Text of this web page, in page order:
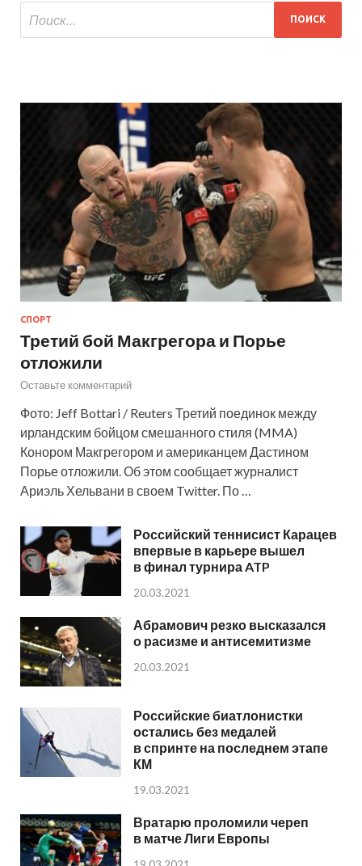
СПОРТ
Третий бой Макгрегора и Порье
отложили
Оставьте комментарий
Фото: Jeff Bottari / Reuters Третий поединок между
ирландским бойцом смешанного стиля (MMA)
Конором Макгрегором и американцем Дастином
Порье отложили. Об этом сообщает журналист
Ариэль Хельвани в своем Twitter. По …
Российский теннисист Карацев
впервые в карьере вышел
в финал турнира ATP
20.03.2021
Абрамович резко высказался
о расизме и антисемитизме
20.03.2021
Российские биатлонистки
остались без медалей
в спринте на последнем этапе
КМ
19.03.2021
Вратарю проломили череп
в матче Лиги Европы